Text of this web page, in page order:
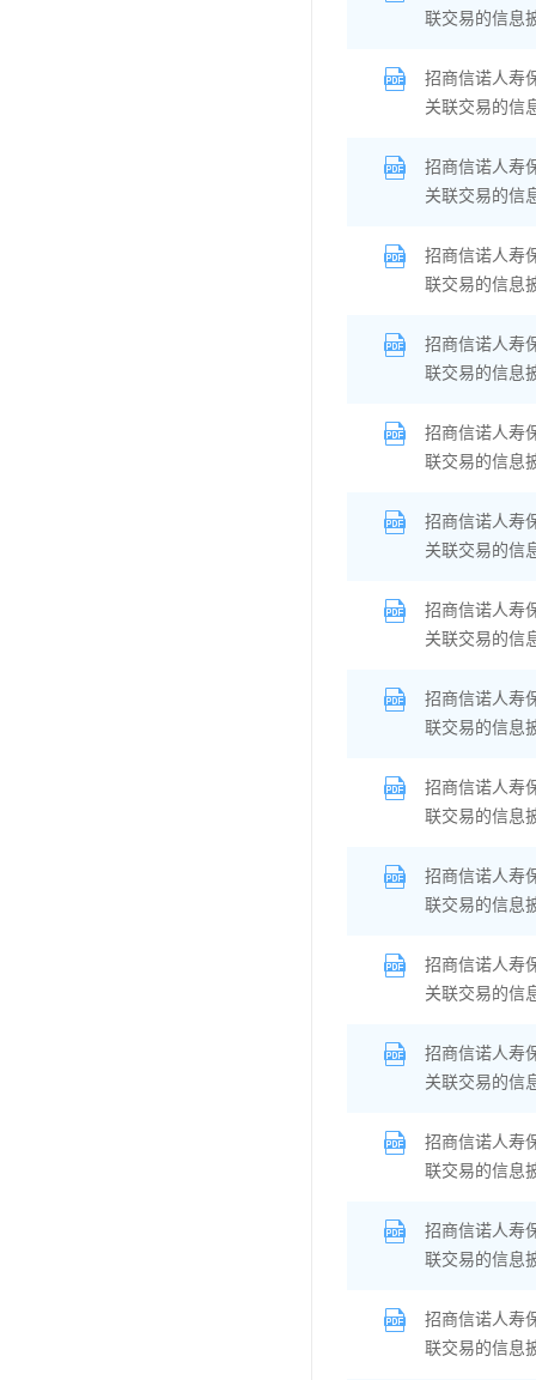
联交易的信息
招商信诺人寿
关联交易的信
招商信诺人寿
关联交易的信
招商信诺人寿
联交易的信息
招商信诺人寿
联交易的信息
招商信诺人寿
联交易的信息
招商信诺人寿
关联交易的信
招商信诺人寿
关联交易的信
招商信诺人寿
联交易的信息
招商信诺人寿
联交易的信息
招商信诺人寿
联交易的信息
招商信诺人寿
关联交易的信
招商信诺人寿
关联交易的信
招商信诺人寿
联交易的信息
招商信诺人寿
联交易的信息
招商信诺人寿
联交易的信息